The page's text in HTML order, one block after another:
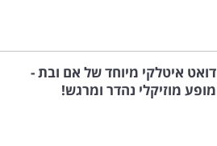
דואט איטלקי מיוחד של אם ובת -
מופע מוזיקלי נהדר ומרגש!